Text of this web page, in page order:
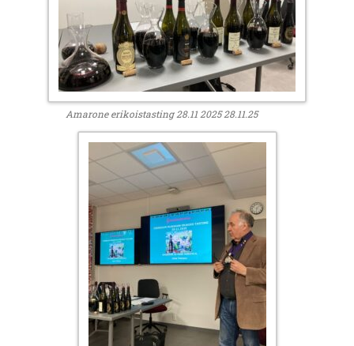
Amarone erikoistasting 28.11 2025 28.11.25